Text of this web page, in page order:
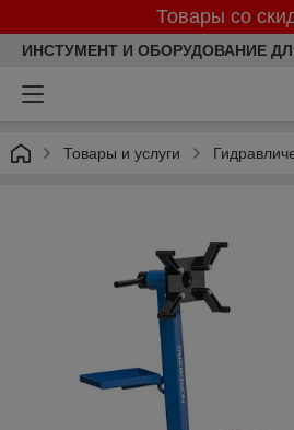
Товары со
ИНСТУМЕНТ И ОБОРУДОВАНИЕ
Товары и услуги